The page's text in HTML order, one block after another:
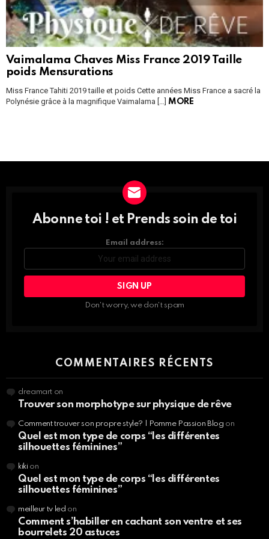
Vaimalama Chaves Miss France 2019 Taille
poids Mensurations
Miss France Tahiti 2019 taille et poids Cette années Miss France a sacré la
Polynésie grâce à la magnifique Vaimalama […] MORE
DÉCOUVRE
ET
PROFITE
Abonne toi ! et Prends soin de toi
Email address:
Don't worry, we don't spam
COMMENTAIRES RÉCENTS
dreamart on
Trouver son morphotype sur physique de rêve
Comment trouver son propre style? | Pomme Passion Blog on
Quel est mon type de corps “les différentes
silhouettes féminines”
kikion
Quel est mon type de corps “les différentes
silhouettes féminines”
meilleur tv led on
Comment s’habiller en cachant son ventre et ses
bourrelets 20 astuces